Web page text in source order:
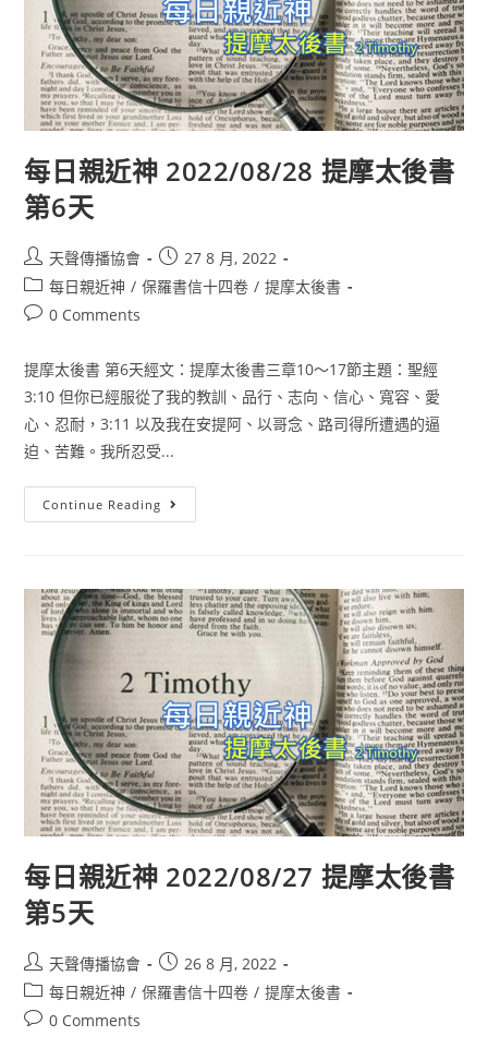
每日親近神 2022/08/28 提摩太後書
第6天
天聲傳播協會
27 8 月, 2022
每日親近神 / 保羅書信十四卷 / 提摩太後書
0 Comments
提摩太後書 第6天經文：提摩太後書三章10〜17節主題：聖經
3:10 但你已經服從了我的教訓、品行、志向、信心、寬容、愛
心、忍耐，3:11 以及我在安提阿、以哥念、路司得所遭遇的逼
迫、苦難。我所忍受...
Continue Reading
每日親近神 2022/08/27 提摩太後書
第5天
天聲傳播協會
26 8 月, 2022
每日親近神 / 保羅書信十四卷 / 提摩太後書
0 Comments